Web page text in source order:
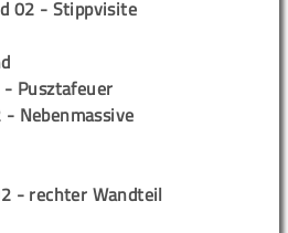
02 - Stippvisite
Pusztafeuer
Nebenmassive
- rechter Wandteil